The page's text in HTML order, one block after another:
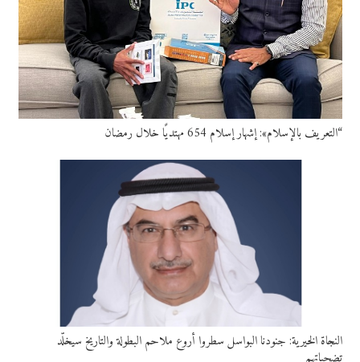
“التعريف بالإسلام»: إشهار إسلام 654 مهتديًا خلال رمضان
النجاة الخيرية: جنودنا البواسل سطروا أروع ملاحم البطولة والتاريخ سيخلّد